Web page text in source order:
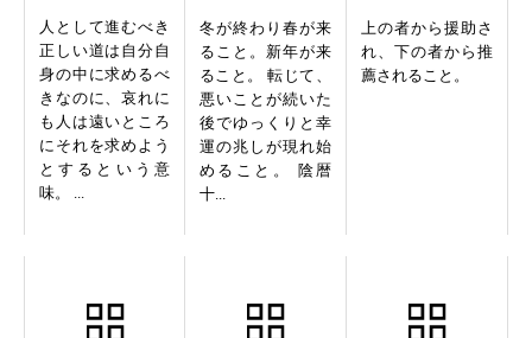
人として進むべき
正しい道は自分自
身の中に求めるべ
きなのに、哀れに
も人は遠いところ
にそれを求めよう
とするという意
味。 ...
冬が終わり春が来
ること。新年が来
ること。 転じて、
悪いことが続いた
後でゆっくりと幸
運の兆しが現れ始
めること。 陰暦
十...
上の者から援助さ
れ、下の者から推
薦されること。